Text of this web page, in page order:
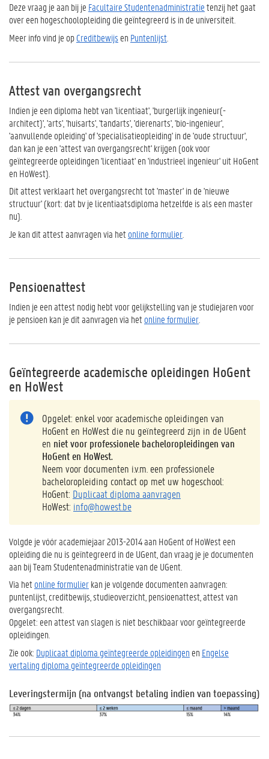
Deze vraag je aan bij je Facultaire Studentenadministratietenzij het gaat
over een hogeschoolopleiding die geïntegreerd is in de universiteit.
Meer info vind je opCreditbewijs en Puntenlijst
Attest van overgangsrecht
Indien je een diploma hebt van 'licentiaat', 'burgerlijk ingenieur(-
architect)', 'arts', 'huisarts', 'tandarts', 'dierenarts', 'bio-ingenieur',
'aanvullende opleiding' of 'specialisatieopleiding' in de 'oude structuur',
dan kan je een 'attest van overgangsrecht' krijgen (ook voor
geïntegreerde opleidingen 'licentiaat' en 'industrieel ingenieur' uit HoGent
en HoWest).
Dit attest verklaart het overgangsrecht tot 'master' in de 'nieuwe
structuur' (kort: dat bv je licentiaatsdiploma hetzelfde is als een master
nu).
Je kan dit attest aanvragen via hetonline formulier
Pensioenattest
Indien je een attest nodig hebt voor gelijkstelling van je studiejaren voor
je pensioen kan je dit aanvragen via hetonline formulier
Geïntegreerde academische opleidingen HoGent
en HoWest
Opgelet: enkel voor academische opleidingen van
HoGent en HoWest die nu geïntegreerd zijn in de UGent
en niet voor professionele bacheloropleidingen van
HoGent en HoWest.
Neem voor documenten i.v.m. een professionele
bacheloropleiding contact op met uw hogeschool:
HoGent: Duplicaat diploma aanvragen
HoWest: info@howest.be
Volgde je vóór academiejaar 2013-2014 aan HoGent of HoWest een
opleiding die nu is geïntegreerd in de UGent, dan vraag je je documenten
aan bij Team Studentenadministratie van de UGent.
Via hetonline formulierkan je volgende documenten aanvragen:
puntenlijst, creditbewijs, studieoverzicht, pensioenattest, attest van
overgangsrecht.
Opgelet: een attest van slagen is niet beschikbaar voor geïntegreerde
opleidingen.
Zie ook: Duplicaat diploma geïntegreerde opleidingen en Engelse
vertaling diploma geïntegreerde opleidingen
Leveringstermijn (na ontvangst betaling indien van toepassing)